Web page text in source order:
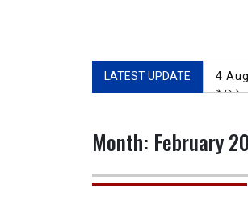
LATEST UPDATE 4
3
Month: February